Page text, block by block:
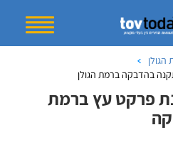
בהדבקה ברמת הגולן
פרקט עץ ברמת